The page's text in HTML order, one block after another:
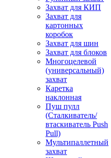
Захват для КИП
Захват для
картонных
коробок
Захват для шин
Захват для блоков
Многоцелевой
(универсальный)
захват
Каретка
наклонная
Пуш пулл
(Сталкиватель/
втаскиватель Push
Pull)
Мультипаллетный
захват